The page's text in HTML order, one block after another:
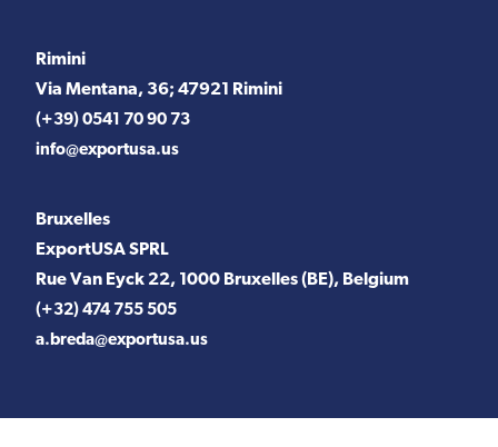
Rimini
Via Mentana, 36; 47921 Rimini
(+39) 0541 70 90 73
info@exportusa.us
Bruxelles
ExportUSA SPRL
Rue Van Eyck 22, 1000 Bruxelles (BE), Belgium
(+32) 474 755 505
a.breda@exportusa.us